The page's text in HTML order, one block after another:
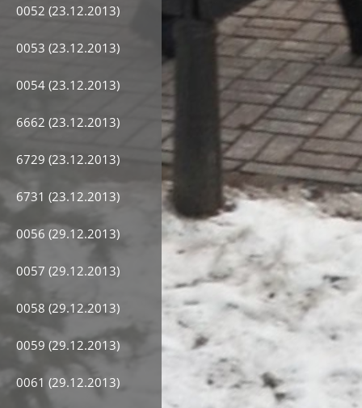
0052 (23.12.2013)
0053 (23.12.2013)
0054 (23.12.2013)
6662 (23.12.2013)
6729 (23.12.2013)
6731 (23.12.2013)
0056 (29.12.2013)
0057 (29.12.2013)
0058 (29.12.2013)
0059 (29.12.2013)
0061 (29.12.2013)